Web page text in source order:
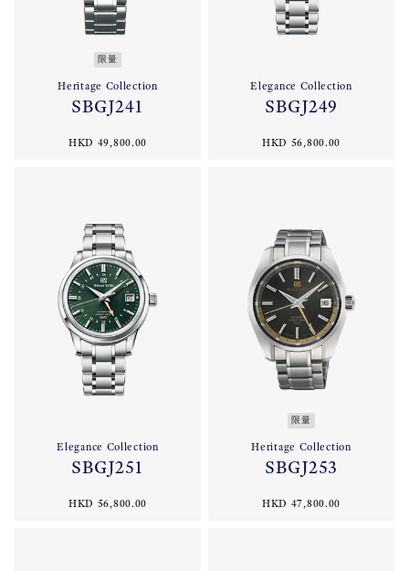
限量
Heritage Collection
SBGJ241
HKD 49,800.00
Elegance Collection
SBGJ249
HKD 56,800.00
Elegance Collection
SBGJ251
HKD 56,800.00
限量
Heritage Collection
SBGJ253
HKD 47,800.00